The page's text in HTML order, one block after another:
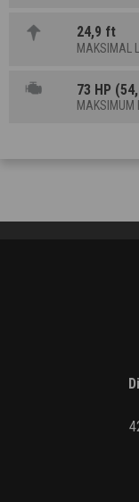
24,9 ft
MAKSIMAL
73 HP
MAKSIMUM